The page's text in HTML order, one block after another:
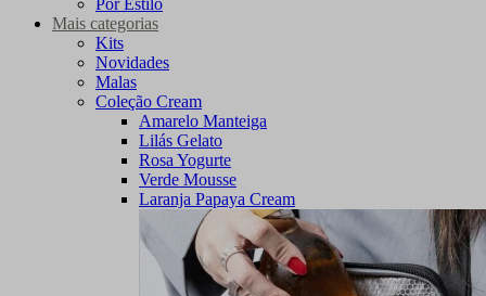
Por Estilo
Mais categorias
Kits
Novidades
Malas
Coleção Cream
Amarelo Manteiga
Lilás Gelato
Rosa Yogurte
Verde Mousse
Laranja Papaya Cream